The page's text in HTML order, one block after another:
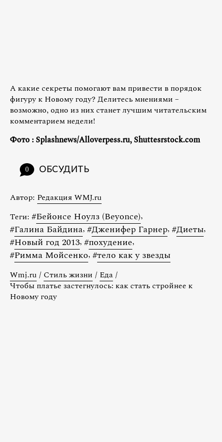
А какие секреты помогают вам привести в порядок
фигуру к Новому году? Делитесь мнениями –
возможно, одно из них станет лучшим читательским
комментарием недели!
Фото : Splashnews/Alloverpess.ru, Shuttesrstock.com
0 ОБСУДИТЬ
Автор: Редакция WMJ.ru
Теги: #Бейонсе Ноулз (Beyonce),
#Галина Байдина, #Дженифер Гарнер, #Диеты,
#Новый год 2013, #похудение,
#Римма Мойсенко, #тело как у звезды
Wmj.ru / Стиль жизни / Еда /
Чтобы платье застегнулось: как стать стройнее к
Новому году